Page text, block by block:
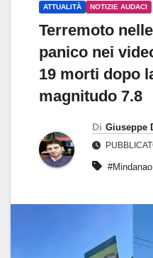
ATTUALITÀ NOTIZIE AUDACI
Terremoto
panico nei
19 morti dopo
magnitudo 7.8
Di Giuseppe
#Mindanao